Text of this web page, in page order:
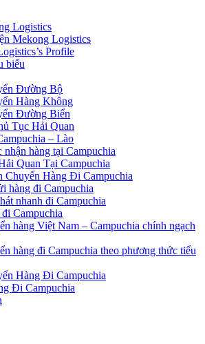
Logistics
Mekong Logistics
Profile
biểu
Đường Bộ
Hàng Không
Đường Biển
Tục Hải Quan
– Lào
nhận hàng tại Campuchia
Quan Tại Campuchia
Chuyển Hàng Đi Campuchia
hàng đi Campuchia
nhanh đi Campuchia
Campuchia
hàng Việt Nam – Campuchia chính ngạch
hàng đi Campuchia theo phương thức tiểu
Hàng Đi Campuchia
Đi Campuchia